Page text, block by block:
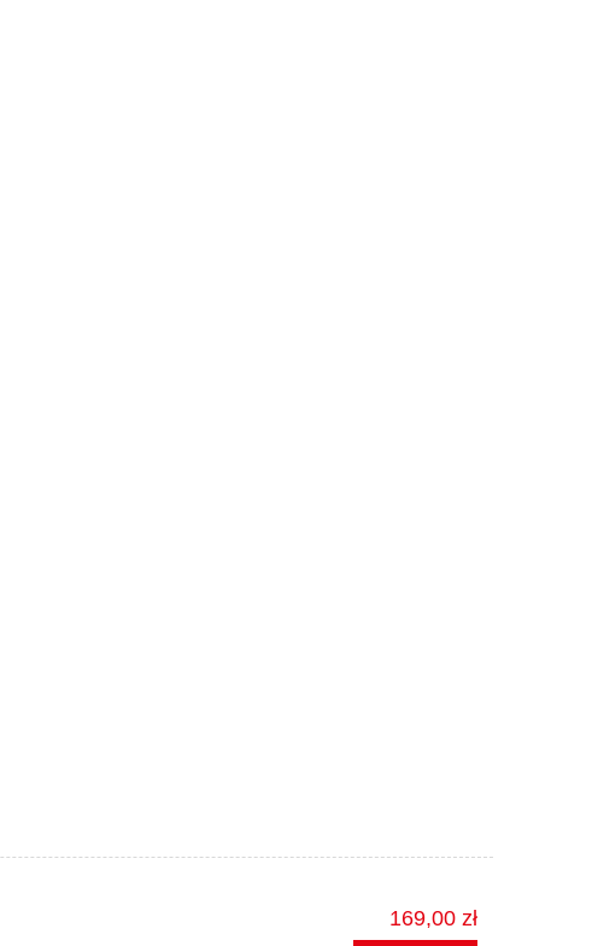
169,00 zł